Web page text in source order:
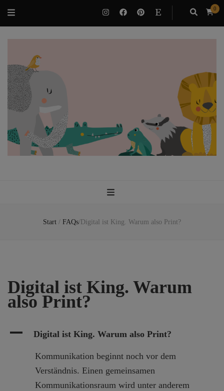
0
Start / FAQs/ Digital ist King. Warum also Print?
Digital ist King. Warum
also Print?
A Digital ist King. Warum also Print?
Kommunikation beginnt noch vor dem
Verständnis. Einen gemeinsamen
Kommunikationsraum wird unter anderem